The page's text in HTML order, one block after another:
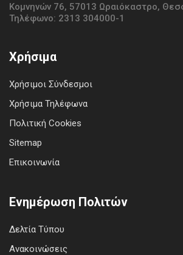
Κομνηνών 76, 57013 Ωραιόκαστρο,
Τηλέφωνο: 2313 304000-1
Χρήσιμα
Χρήσιμοι Σύνδεσμοι
Χρήσιμα Τηλέφωνα
Πολιτική Cookies
Sitemap
Επικοινωνία
Ενημέρωση Πολιτών
Δελτία Τύπου
Ανακοινώσεις